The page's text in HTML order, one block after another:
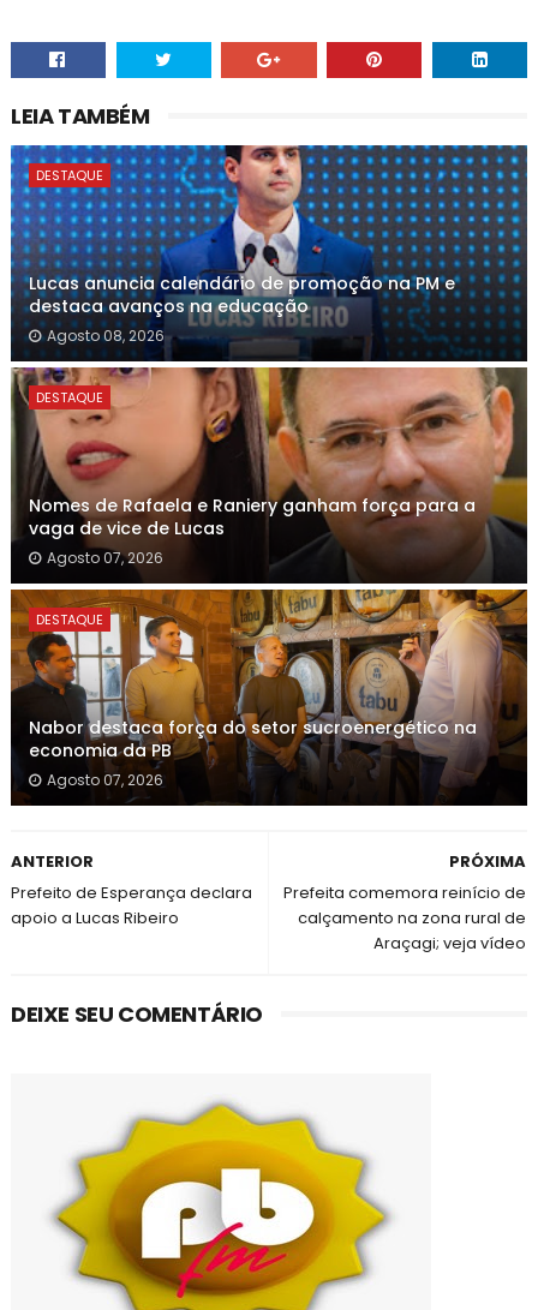
LEIA TAMBÉM
DESTAQUE
Lucas anuncia calendário de promoção na PM e
destaca avanços na educação
Agosto 08, 2026
DESTAQUE
Nomes de Rafaela e Raniery ganham força para a
vaga de vice de Lucas
Agosto 07, 2026
DESTAQUE
Nabor destaca força do setor sucroenergético na
economia da PB
Agosto 07, 2026
PRÓXIMA
Prefeita comemora reinício de
calçamento na zona rural de
Araçagi; veja vídeo
ANTERIOR
Prefeito de Esperança declara
apoio a Lucas Ribeiro
DEIXE SEU COMENTÁRIO